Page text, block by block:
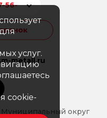
56-
metall.ru
Муниципальный округ
услуг.
cookie-